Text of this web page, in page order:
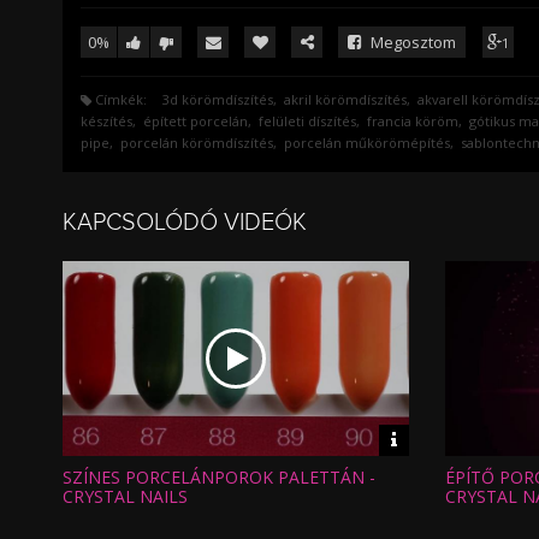
0% Megosztom 1
Címkék: 3d körömdíszítés akril körömdíszítés akvarell
készítés
épített porcelán felületi díszítés francia köröm gótikus
pipe
porcelán körömdíszítés porcelán műkörömépítés
KAPCSOLÓDÓ VIDEÓK
Video
Hossz:
Nézettség:
SZÍNES PORCELÁNPOROK PALETTÁN -
CRYSTAL NAILS
Hossz:
ÉPÍTŐ
CRYSTAL